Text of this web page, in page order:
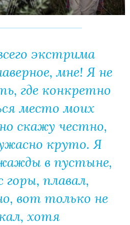
экстрима
мне! Я не
где конкретно
место моих
скажу честно,
круто. Я
в пустыне,
горы, плавал,
вот только не
хотя